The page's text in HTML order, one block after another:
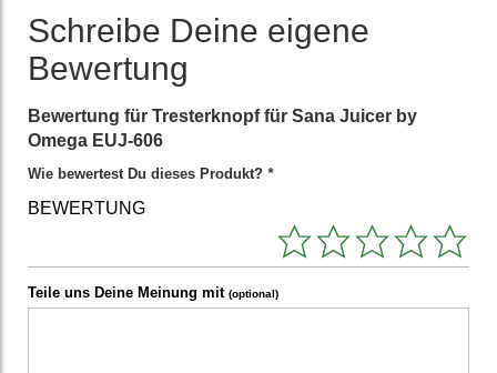
Schreibe Deine eigene
Bewertung
Bewertung für Tresterknopf für Sana Juicer by
Omega EUJ-606
Wie bewertest Du dieses Produkt? *
BEWERTUNG
Teile uns Deine Meinung mit (optional)